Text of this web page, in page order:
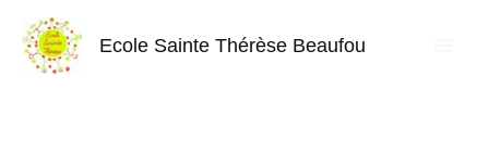
contenu
Ecole Sainte Thérèse Beaufou